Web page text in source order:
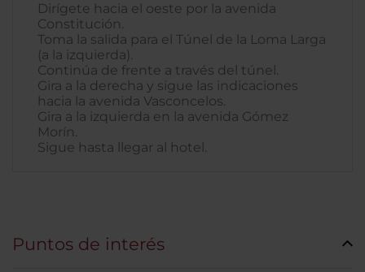
Dirígete hacia el oeste por la avenida
Constitución.
Toma la salida para el Túnel de la Loma Larga
(a la izquierda).
Continúa de frente a través del túnel.
Gira a la derecha y sigue las indicaciones
hacia la avenida Vasconcelos.
Gira a la izquierda en la avenida Gómez
Morín.
Sigue hasta llegar al hotel.
Puntos de interés